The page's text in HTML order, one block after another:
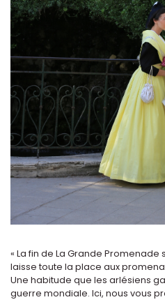
« La fin de La Grande
laisse toute la place aux
Une habitude que les arlésiens
guerre mondiale. Ici, nous vous